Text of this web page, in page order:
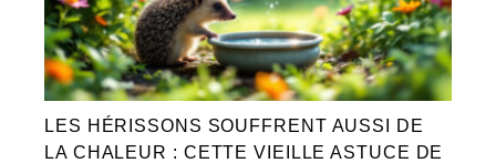
LES HÉRISSONS SOUFFRENT AUSSI DE
LA CHALEUR : CETTE VIEILLE ASTUCE DE